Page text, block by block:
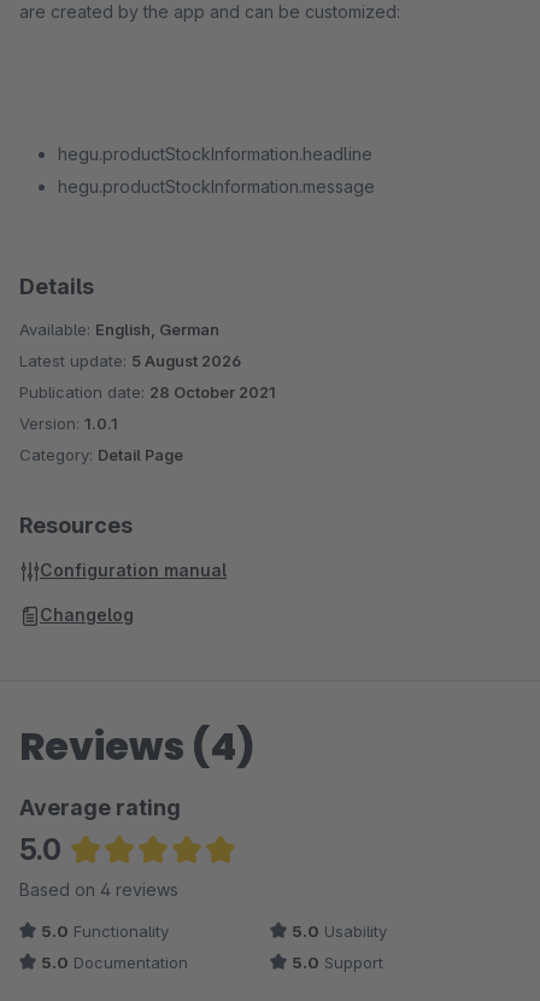
are created by the app and can be customized:
hegu.productStockInformation.headline
hegu.productStockInformation.message
Details
Available: English, German
Latest update: 5 August 2026
Publication date: 28 October 2021
Version: 1.0.1
Category: Detail Page
Resources
Configuration manual
Changelog
Reviews (4)
Average rating
5.0
Average rating of 5 out of 5 stars
Based on 4 reviews
5.0 Functionality 5.0 Usability
5.0 Documentation 5.0 Support